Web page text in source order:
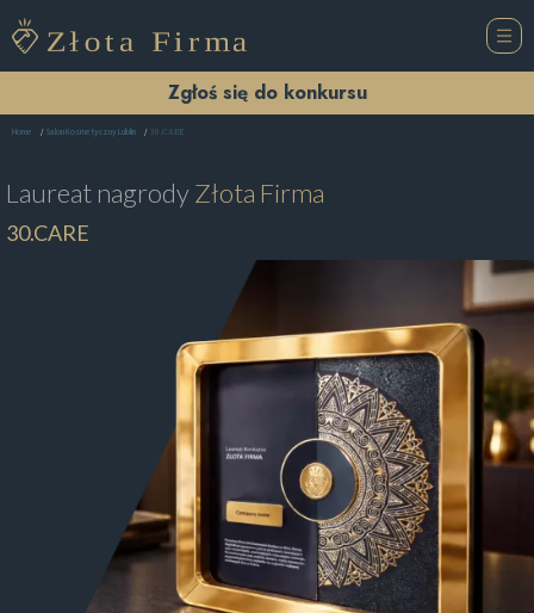
Zgłoś się do konkursu
Home Salon Kosmetyczny Lublin 30.CARE
Laureat nagrodyZłota Firma
30.CARE